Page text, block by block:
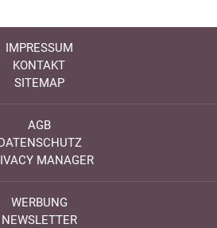
IMPRESSUM
KONTAKT
SITEMAP
AGB
MANAGER
WERBUNG
NEWSLETTER